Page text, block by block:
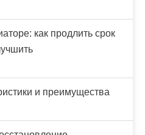
как продлить срок
и преимущества